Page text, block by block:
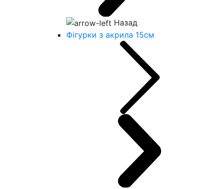
Назад
Фігурки з акрила 15см